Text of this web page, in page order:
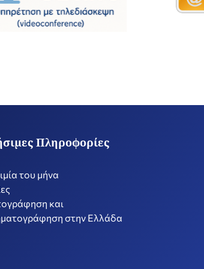
Πληροφορίες
του μήνα
και
στην Ελλάδα